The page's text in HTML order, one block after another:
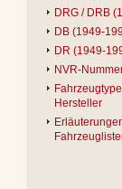
DRG / DRB
DB (1949-
DR (1949-
NVR-
Hersteller